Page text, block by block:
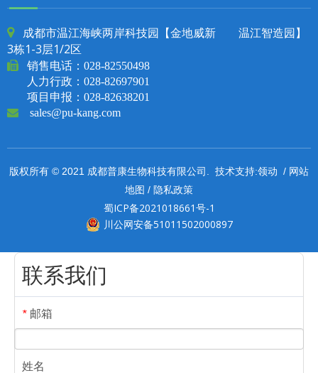

成都市温江海峡两岸科技园【金地威新 温江智造园】
3栋1-3层1/2区
 销售电话： 028-82550498
人力行政：028-82697901
项目申报：028-82638201
 sales@pu-kang.com
版权所有 © 2021 成都普康生物科技有限公司. 技术支持:领动 / 网站
地图 / 隐私政策
蜀ICP备2021018661号-1
川公网安备51011502000897
联系我们
* 邮箱
姓名